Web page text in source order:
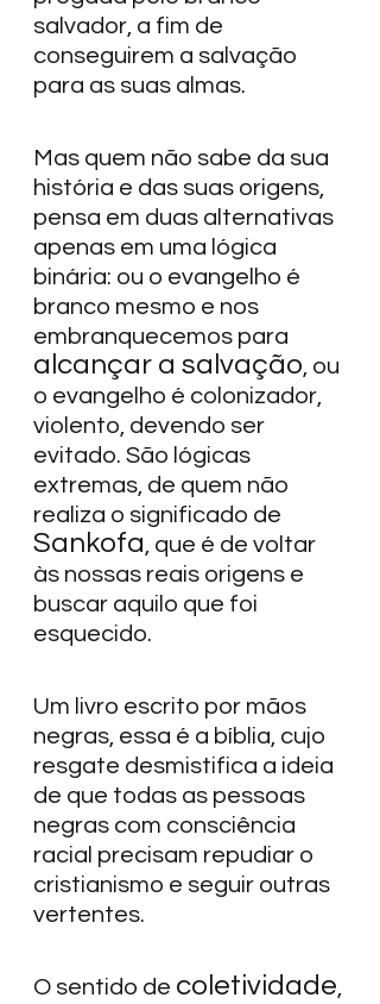
salvador, a fim de
conseguirem a salvação
para as suas almas.
Mas quem não sabe da sua
história e das suas origens,
pensa em duas alternativas
apenas em uma lógica
binária: ou o evangelho é
branco mesmo e nos
embranquecemos para
alcançar a salvação, ou
o evangelho é colonizador,
violento, devendo ser
evitado. São lógicas
extremas, de quem não
realiza o significado de
Sankofa, que é de voltar
às nossas reais origens e
buscar aquilo que foi
esquecido.
Um livro escrito por mãos
negras, essa é a bíblia, cujo
resgate desmistifica a ideia
de que todas as pessoas
negras com consciência
racial precisam repudiar o
cristianismo e seguir outras
vertentes.
O sentido de coletividade,